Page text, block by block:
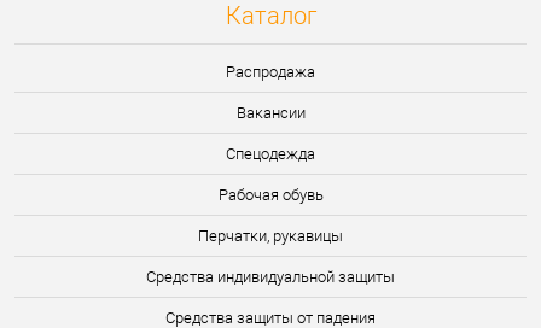
Каталог
Распродажа
Вакансии
Спецодежда
Рабочая обувь
Перчатки, рукавицы
Средства индивидуальной защиты
Средства защиты от падения